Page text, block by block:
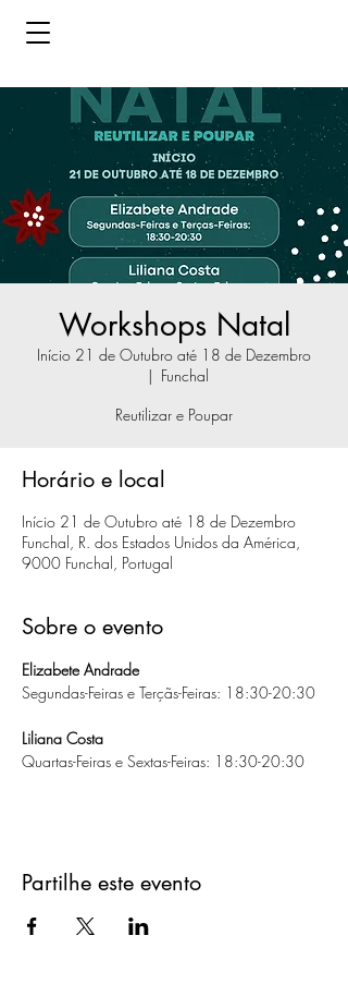
Workshops Natal
Início 21 de Outubro até 18 de Dezembro
  |
Funchal
Reutilizar e Poupar
Horário e local
Início 21 de Outubro até 18 de Dezembro
Funchal, R. dos Estados Unidos da América,
9000 Funchal, Portugal
Sobre o evento
Elizabete Andrade
Segundas-Feiras e Terçãs-Feiras: 18:30-20:30
Liliana Costa
Quartas-Feiras e Sextas-Feiras: 18:30-20:30
Partilhe este evento